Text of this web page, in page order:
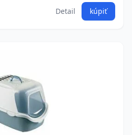
Detail kúpiť